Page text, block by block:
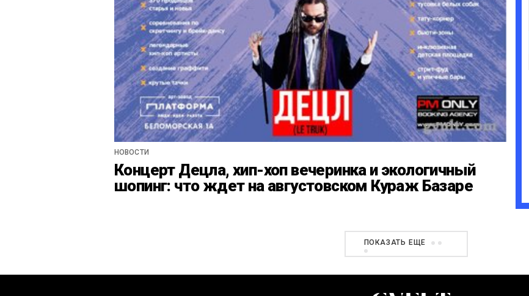
НОВОСТИ
Концерт Децла, хип-хоп вечеринка и экологичный
шопинг: что ждет на августовском Кураж Базаре
ПОКАЗАТЬ ЕЩЕ